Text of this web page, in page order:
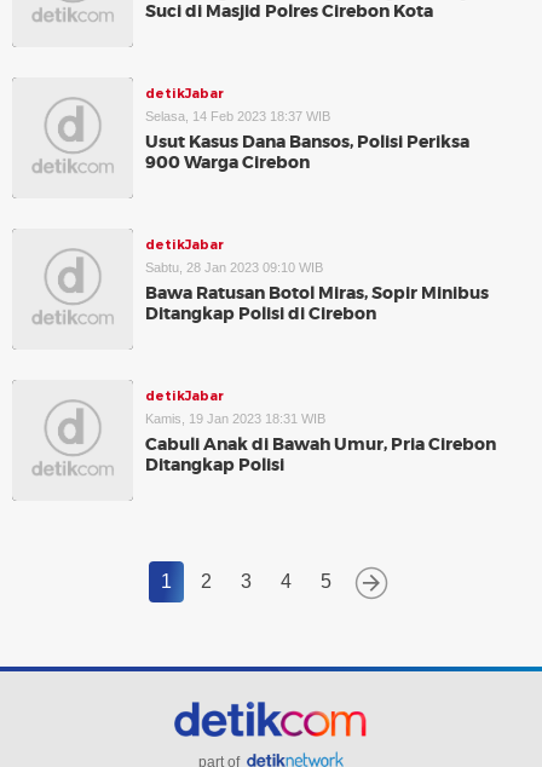
Suci di Masjid Polres Cirebon Kota
detikJabar
Selasa, 14 Feb 2023 18:37 WIB
Usut Kasus Dana Bansos, Polisi Periksa
900 Warga Cirebon
detikJabar
Sabtu, 28 Jan 2023 09:10 WIB
Bawa Ratusan Botol Miras, Sopir Minibus
Ditangkap Polisi di Cirebon
detikJabar
Kamis, 19 Jan 2023 18:31 WIB
Cabuli Anak di Bawah Umur, Pria Cirebon
Ditangkap Polisi
1 2 3 4 5
part of